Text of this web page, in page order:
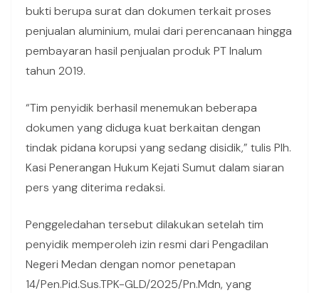
bukti berupa surat dan dokumen terkait proses
penjualan aluminium, mulai dari perencanaan hingga
pembayaran hasil penjualan produk PT Inalum
tahun 2019.
“Tim penyidik berhasil menemukan beberapa
dokumen yang diduga kuat berkaitan dengan
tindak pidana korupsi yang sedang disidik,” tulis Plh.
Kasi Penerangan Hukum Kejati Sumut dalam siaran
pers yang diterima redaksi.
Penggeledahan tersebut dilakukan setelah tim
penyidik memperoleh izin resmi dari Pengadilan
Negeri Medan dengan nomor penetapan
14/Pen.Pid.Sus.TPK-GLD/2025/Pn.Mdn, yang